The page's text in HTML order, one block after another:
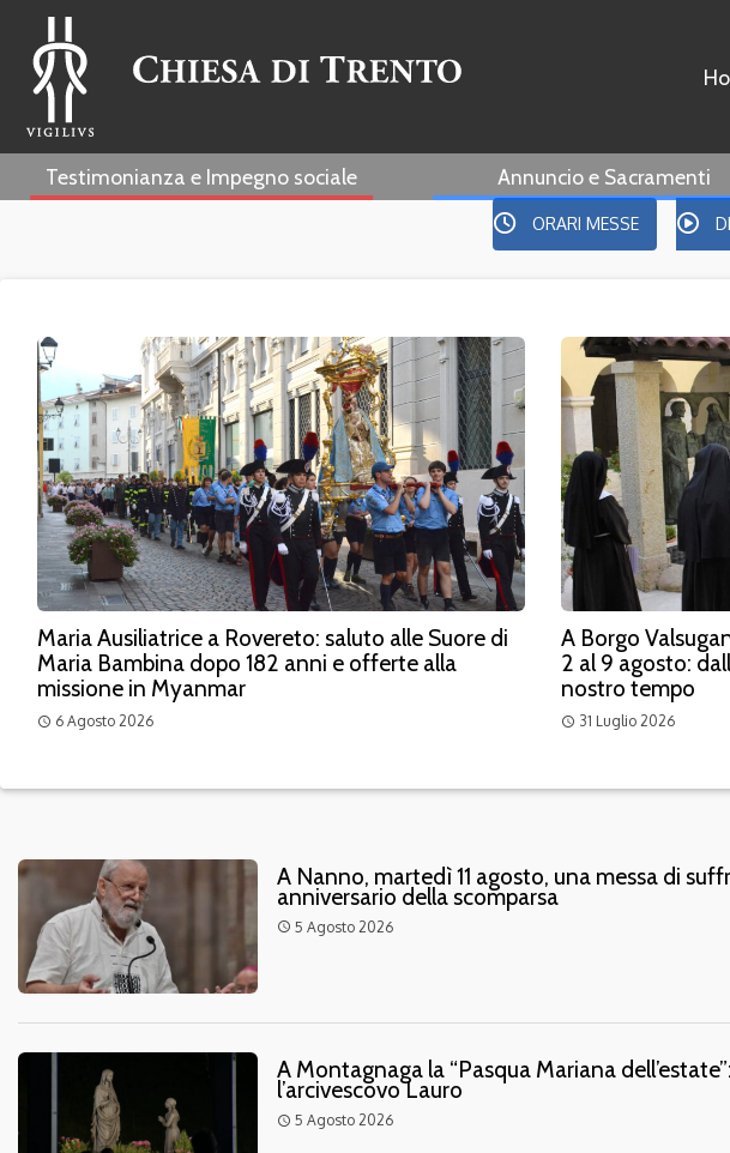
Testimonianza e Impegno sociale Annuncio e Sacramenti
ORARI MESSE
Maria Ausiliatrice a Rovereto: saluto alle Suore di
Maria Bambina dopo 182 anni e offerte alla
missione in Myanmar
access_time 6 Agosto 2026
A Borgo
2 al 9 agosto:
nostro tempo
access_time 31 Luglio 2026
A Nanno, martedì 11 agosto, una messa di
anniversario della scomparsa
access_time 5 Agosto 2026
A Montagnaga la “Pasqua Mariana
l’arcivescovo Lauro
access_time 5 Agosto 2026